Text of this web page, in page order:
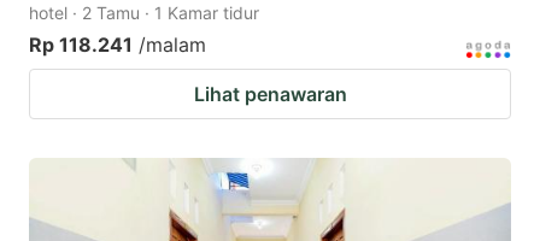
hotel · 2 Tamu · 1 Kamar tidur
Rp 118.241 /malam
Lihat penawaran